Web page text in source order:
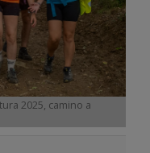
2025, camino a